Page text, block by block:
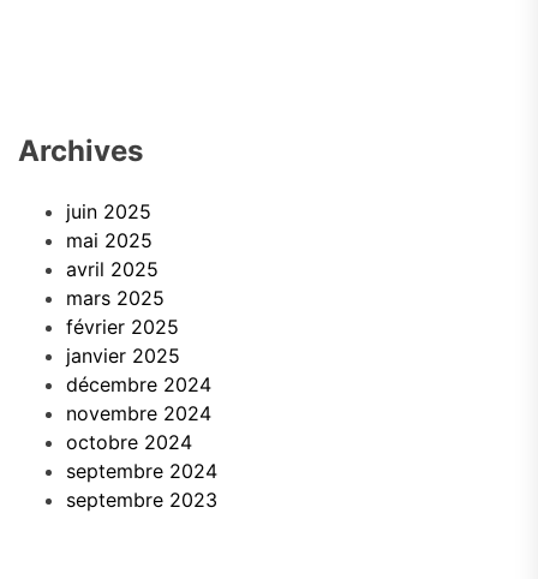
Archives
juin 2025
mai 2025
avril 2025
mars 2025
février 2025
janvier 2025
décembre 2024
novembre 2024
octobre 2024
septembre 2024
septembre 2023